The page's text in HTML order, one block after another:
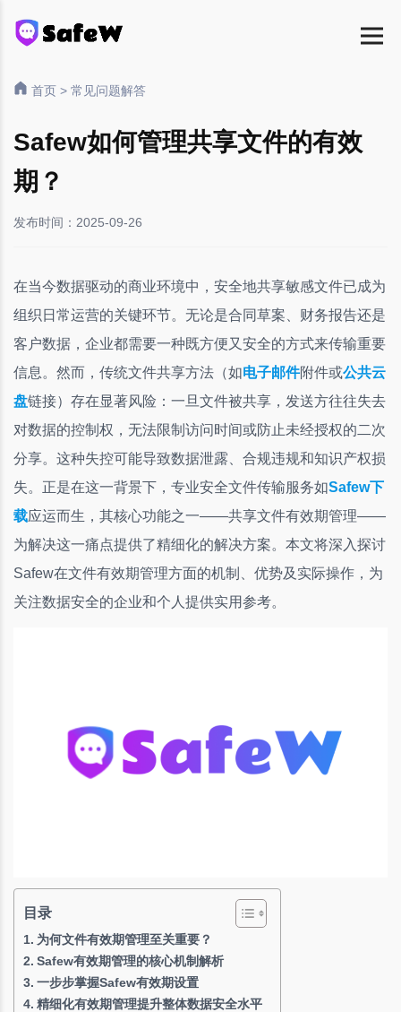
首页 > 常见问题解答
Safew如何管理共享文件的有效
期？
发布时间：2025-09-26
在当今数据驱动的商业环境中，安全地共享敏感文件已成为
组织日常运营的关键环节。无论是合同草案、财务报告还是
客户数据，企业都需要一种既方便又安全的方式来传输重要
信息。然而，传统文件共享方法（如电子邮件附件或公共云
盘链接）存在显著风险：一旦文件被共享，发送方往往失去
对数据的控制权，无法限制访问时间或防止未经授权的二次
分享。这种失控可能导致数据泄露、合规违规和知识产权损
失。正是在这一背景下，专业安全文件传输服务如Safew下
载应运而生，其核心功能之一——共享文件有效期管理——
为解决这一痛点提供了精细化的解决方案。本文将深入探讨
Safew在文件有效期管理方面的机制、优势及实际操作，为
关注数据安全的企业和个人提供实用参考。
目录
为何文件有效期管理至关重要？
Safew有效期管理的核心机制解析
一步步掌握Safew有效期设置
精细化有效期管理提升整体数据安全水平